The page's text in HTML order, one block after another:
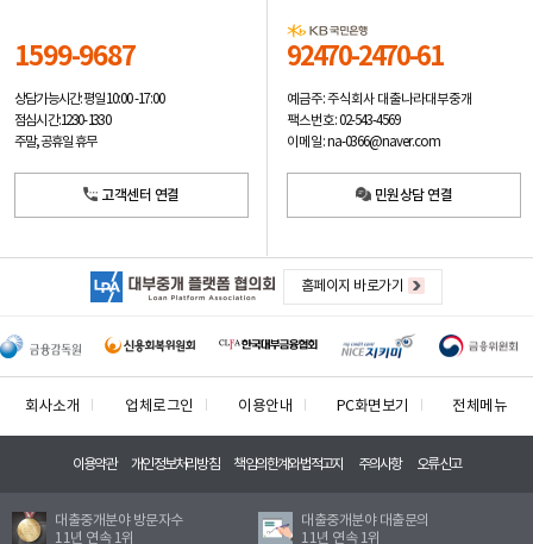
1599-9687
상담가능시간: 평일10:00 -17:00
점심시간: 12:30 - 13:30
주말, 공휴일 휴무
고객센터 연결
92470-2470-61
예금주: 주식회사 대출나라대부중개
팩스번호: 02-543-4569
이메일: na-0366@naver.com
민원상담 연결
홈페이지 바로가기
회사소개 업체로그인 이용안내 PC화면보기 전체메뉴
이용약관 개인정보처리방침 책임의한계와법적고지 주의사항 오류신고
대출중개분야 방문자수
11년 연속 1위
대출중개분야 대출문의
11년 연속 1위